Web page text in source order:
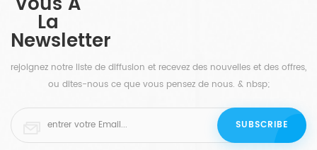
de globe en verre à
une lumière douce et
ouverts associés à
contemporaine en
vos invités.
sophistication et polyvalence
aussi bien aux environnements
commerciaux.
La
Newsletter
rejoignez notre liste de diffusion et recevez des nouvelles et des offres,
ou dites-nous ce que vous pensez de nous. & nbsp;